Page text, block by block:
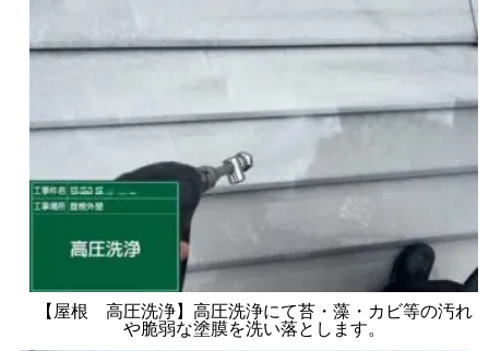
【屋根 高圧洗浄】高圧洗浄にて苔・藻・カビ等の汚れ
や脆弱な塗膜を洗い落とします。